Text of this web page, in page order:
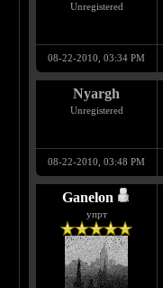
Unregistered
08-22-2010, 03:34 PM
Nyargh
Unregistered
08-22-2010, 03:48 PM
Ganelon
упрт